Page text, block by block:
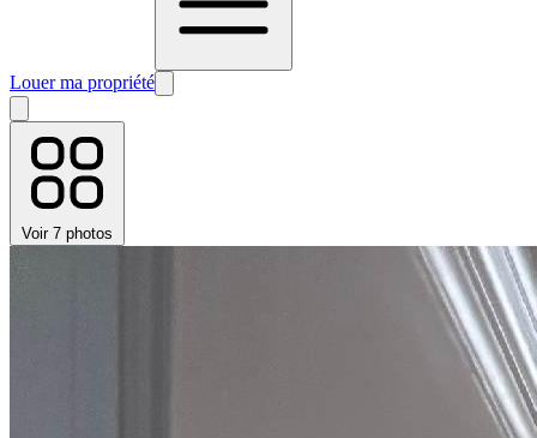
Louer ma propriété
Voir 7 photos